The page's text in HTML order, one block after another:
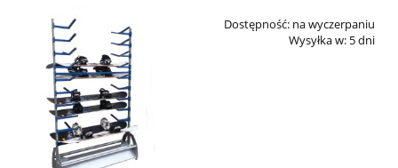
Dostępność: na wyczerpaniu
Wysyłka w: 5 dni